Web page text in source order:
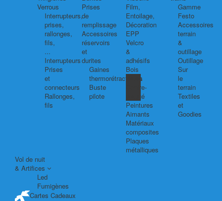
Verrous
Interrupteurs,
prises,
rallonges,
fils,
...
Interrupteurs
Prises
et
connecteurs
Rallonges,
fils
Prises
de
remplissage
Accessoires
réservoirs
et
durites
Gaines
thermorétractables
Buste
pilote
Film,
Entoilage,
Décoration
EPP
Velcro
&
adhésifs
Bois
Balsa
Contre-
plaqué
Peintures
Aimants
Matériaux
composites
Plaques
métalliques
Gamme
Festo
Accessoires
terrain
&
outillage
Outillage
Sur
le
terrain
Textiles
et
Goodies
Vol de nuit
& Artifices
Led
Fumigènes
Cartes Cadeaux